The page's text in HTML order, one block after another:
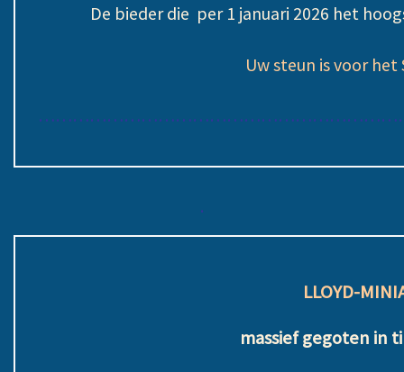
De bieder die per 1 januari 2026 het
Uw steun is voor
.
LLOYD-
massief gegoten in